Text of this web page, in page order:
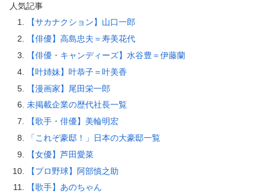
人気記事
【サカナクション】山口一郎
【俳優】高島忠夫＝寿美花代
【俳優・キャンディーズ】水谷豊＝伊藤蘭
【叶姉妹】叶恭子＝叶美香
【漫画家】尾田栄一郎
未掲載企業の歴代社長一覧
【歌手・俳優】美輪明宏
「これぞ豪邸！」日本の大豪邸一覧
【女優】芦田愛菜
【プロ野球】阿部慎之助
【歌手】あのちゃん